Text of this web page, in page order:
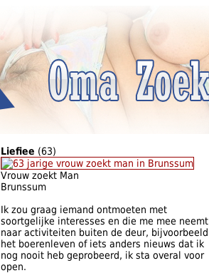
Liefiee (63)
Vrouw zoekt Man
Brunssum
Ik zou graag iemand ontmoeten met
soortgelijke interesses en die me mee neemt
naar activiteiten buiten de deur, bijvoorbeeld
het boerenleven of iets anders nieuws dat ik
nog nooit heb geprobeerd, ik sta overal voor
open.